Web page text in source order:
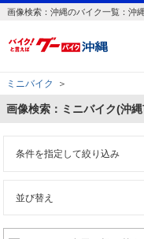
画像検索：沖縄のバイク一覧：沖
ミニバイク ＞
画像検索：ミニバイク(沖
条件を指定して絞り込み
並び替え